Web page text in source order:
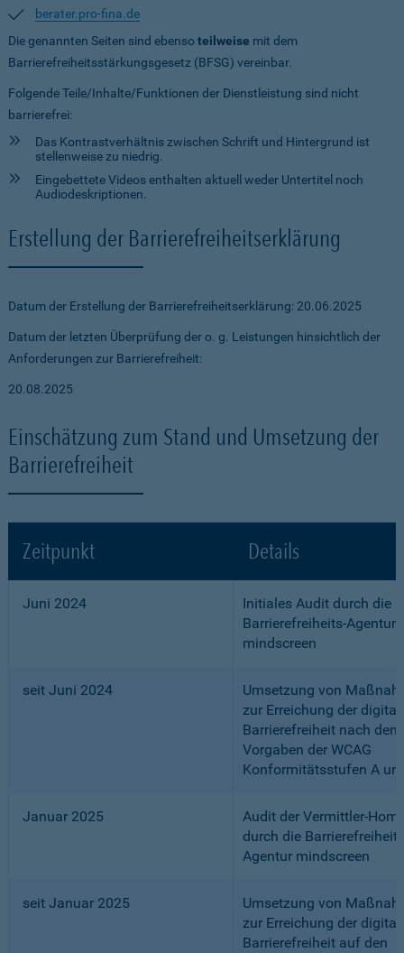
berater.pro-fina.de
Die genannten Seiten sind ebensoteilweise mit dem
Barrierefreiheitsstärkungsgesetz (BFSG) vereinbar.
Folgende Teile/Inhalte/Funktionen der Dienstleistung sind nicht
barrierefrei:
Das Kontrastverhältnis zwischen Schrift und Hintergrund ist
stellenweise zu niedrig.
Eingebettete Videos enthalten aktuell weder Untertitel noch
Audiodeskriptionen.
Erstellung der Barrierefreiheitserklärung
Datum der Erstellung der Barrierefreiheitserklärung: 20.06.2025
Datum der letzten Überprüfung der o. g. Leistungen hinsichtlich der
Anforderungen zur Barrierefreiheit:
20.08.2025
Einschätzung zum Stand und Umsetzung der
Barrierefreiheit
Zeitpunkt Details
Juni 2024
Initiales Audit durch die
Barrierefreiheits-Agentur
mindscreen
seit Juni 2024
Umsetzung von
zur Erreichung der
Barrierefreiheit nach den
Vorgaben der WCAG
Konformitätsstufen A
Januar 2025
Audit der Vermittler-
durch die
Agentur mindscreen
seit Januar 2025
Umsetzung von
zur Erreichung der
Barrierefreiheit auf den